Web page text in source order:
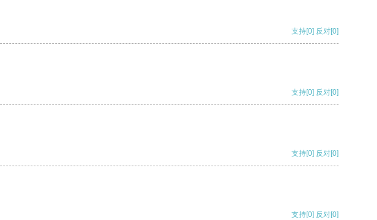
支持[0] 反对[0]
支持[0] 反对[0]
支持[0] 反对[0]
支持[0] 反对[0]